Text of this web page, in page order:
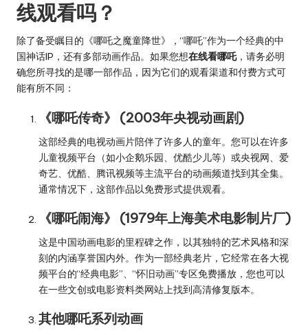
线观看吗？
除了备受瞩目的《哪吒之魔童降世》，“哪吒”作为一个经典的中
国神话IP，还有多部动画作品。如果您想在线看哪吒，请务必明
确您所寻找的是哪一部作品，因为它们的观看渠道和付费方式可
能有所不同：
《哪吒传奇》 (2003年央视动画剧)
这部经典的电视动画片陪伴了许多人的童年。您可以在许多
儿童视频平台（如小企鹅乐园、优酷少儿等）或央视网、爱
奇艺、优酷、腾讯视频等主流平台的动画频道找到其全集。
通常情况下，这部作品以免费形式提供观看。
《哪吒闹海》 (1979年上海美术电影制片厂)
这是中国动画电影的里程碑之作，以其独特的艺术风格和深
刻的内涵享誉国内外。作为一部经典老片，它经常在各大视
频平台的“经典电影”、“怀旧动画”专区免费播放，您也可以
在一些文创或电影资料类网站上找到高清修复版本。
其他哪吒系列动画